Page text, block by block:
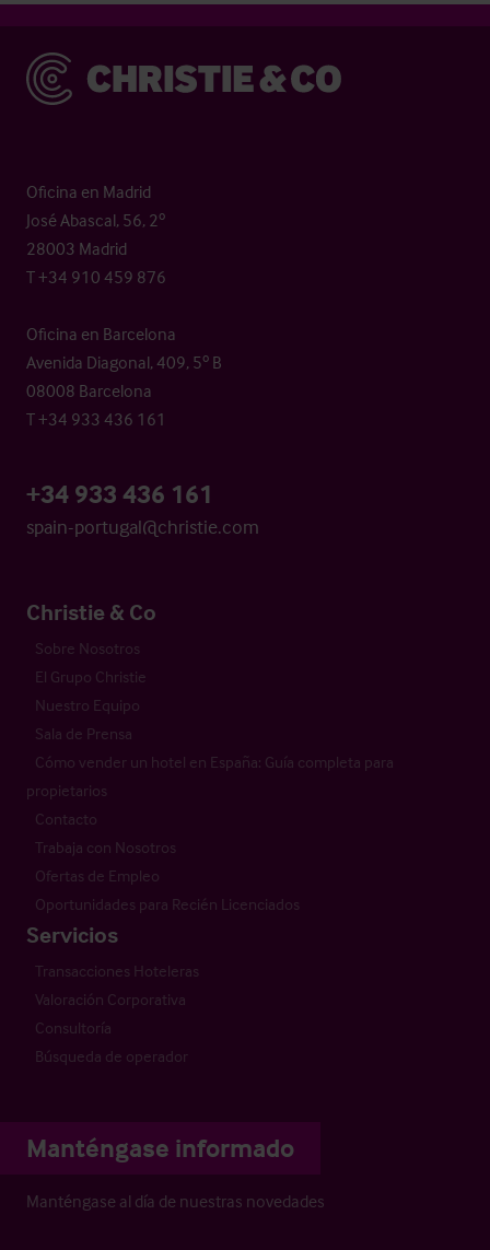
Christie & Co
Oficina en Madrid
José Abascal, 56, 2º
28003 Madrid
T +34 910 459 876
Oficina en Barcelona
Avenida Diagonal, 409, 5º B
08008 Barcelona
T +34 933 436 161
+34 933 436 161
spain-portugal@christie.com
Christie & Co
Sobre Nosotros
El Grupo Christie
Nuestro Equipo
Sala de Prensa
Cómo vender un hotel en España: Guía completa para
propietarios
Contacto
Trabaja con Nosotros
Ofertas de Empleo
Oportunidades para Recién Licenciados
Servicios
Transacciones Hoteleras
Valoración Corporativa
Consultoría
Búsqueda de operador
Manténgase informado
Manténgase al día de nuestras novedades